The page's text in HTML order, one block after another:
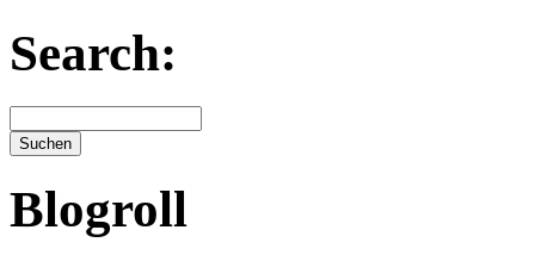
Search:
Blogroll